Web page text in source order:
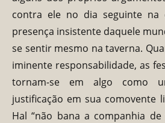
contra ele no dia seguinte
presença insistente daquele
se sentir mesmo na taverna.
iminente responsabilidade, as
tornam-se em algo como
justificação em sua comovente
Hal “não bana a companhia